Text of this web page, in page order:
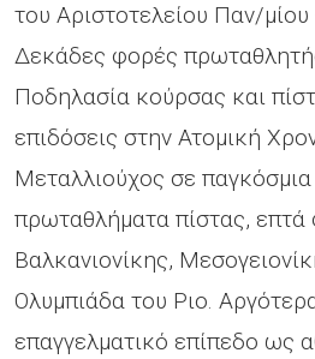
του Αριστοτελείου Παν/
Δεκάδες φορές
Ποδηλασία κούρσας και
επιδόσεις στην Ατομική
Μεταλλιούχος σε
πρωταθλήματα πίστας, επτά
Βαλκανιονίκης,
Ολυμπιάδα του Ριο.
επαγγελματικό επίπεδο ως